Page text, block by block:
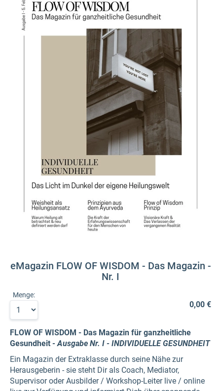
eMagazin FLOW OF WISDOM - Das Magazin -
Nr. I
Menge:
0,00 €
FLOW OF WISDOM - Das Magazin für ganzheitliche
Gesundheit - Ausgabe Nr. I - INDIVIDUELLE GESUNDHEIT
Ein Magazin der Extraklasse durch seine Nähe zur
Herausgeberin - sie steht Dir als Coach, Mediator,
Supervisor oder Ausbilder / Workshop-Leiter live / online